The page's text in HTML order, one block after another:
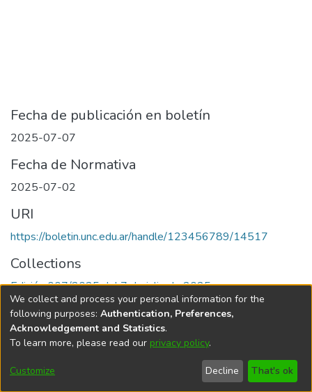
Fecha de publicación en boletín
2025-07-07
Fecha de Normativa
2025-07-02
URI
https://boletin.unc.edu.ar/handle/123456789/14517
Collections
Edición 007/2025 del 7 de julio de 2025
Universidad Nacional de Córdoba
We collect and process your personal information for the
following purposes: Authentication, Preferences,
Acknowledgement and Statistics.
To learn more, please read our privacy policy.
Customize Decline That's ok